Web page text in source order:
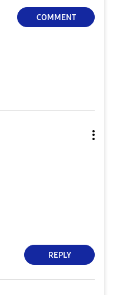
COMMENT
REPLY